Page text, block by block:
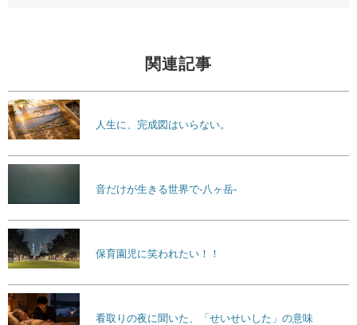
関連記事
人生に、完成図はいらない。
音だけが生きる世界で-八ヶ岳-
保育園児に笑われたい！！
看取りの夜に聞いた、「せいせいした」の意味